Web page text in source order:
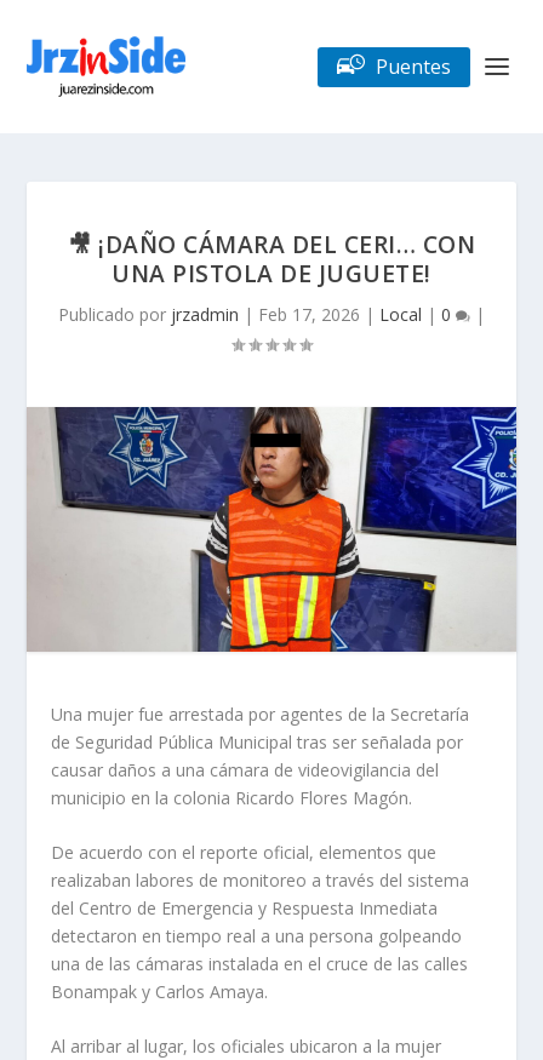
Puentes
🎥 ¡DAÑO CÁMARA DEL CERI… CON
UNA PISTOLA DE JUGUETE!
Publicado por jrzadmin | Feb 17, 2026 | Local | 0 |
Una mujer fue arrestada por agentes de la Secretaría
de Seguridad Pública Municipal tras ser señalada por
causar daños a una cámara de videovigilancia del
municipio en la colonia Ricardo Flores Magón.
De acuerdo con el reporte oficial, elementos que
realizaban labores de monitoreo a través del sistema
del Centro de Emergencia y Respuesta Inmediata
detectaron en tiempo real a una persona golpeando
una de las cámaras instalada en el cruce de las calles
Bonampak y Carlos Amaya.
Al arribar al lugar, los oficiales ubicaron a la mujer